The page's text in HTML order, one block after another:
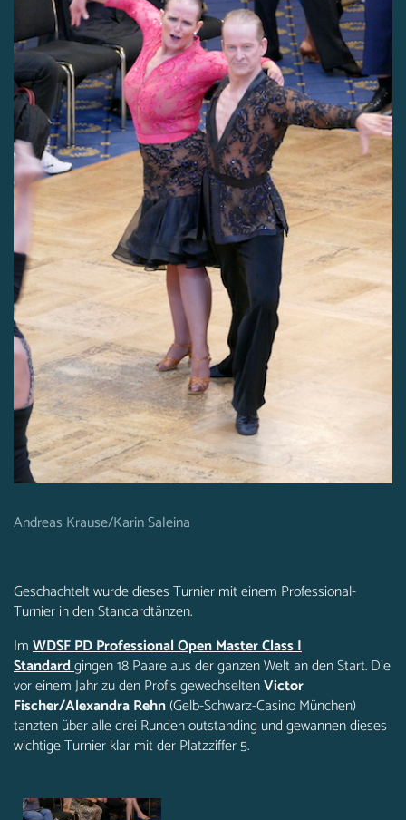
Andreas Krause/Karin Saleina
Geschachtelt wurde dieses Turnier mit einem Professional-
Turnier in den Standardtänzen.
ImWDSF PD Professional Open Master Class I
Standardgingen 18 Paare aus der ganzen Welt an den Start. Die
vor einem Jahr zu den Profis gewechseltenVictor
Fischer/Alexandra Rehn(Gelb-Schwarz-Casino München)
tanzten über alle drei Runden outstanding und gewannen dieses
wichtige Turnier klar mit der Platzziffer 5.